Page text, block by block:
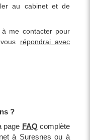
au cabinet et de
me contacter pour
répondrai avec
?
page FAQ complète
à Suresnes ou à